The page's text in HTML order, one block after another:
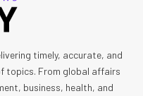
timely, accurate, and
topics. From global affairs
business, health, and